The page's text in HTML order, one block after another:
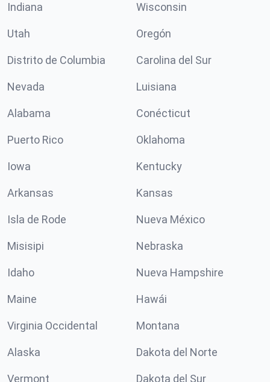
Indiana Wisconsin
Utah Oregón
Distrito de Columbia Carolina del Sur
Nevada Luisiana
Alabama Conécticut
Puerto Rico Oklahoma
Iowa Kentucky
Arkansas Kansas
Isla de Rode Nueva México
Misisipi Nebraska
Idaho Nueva Hampshire
Maine Hawái
Virginia Occidental Montana
Alaska Dakota del Norte
Vermont Dakota del Sur